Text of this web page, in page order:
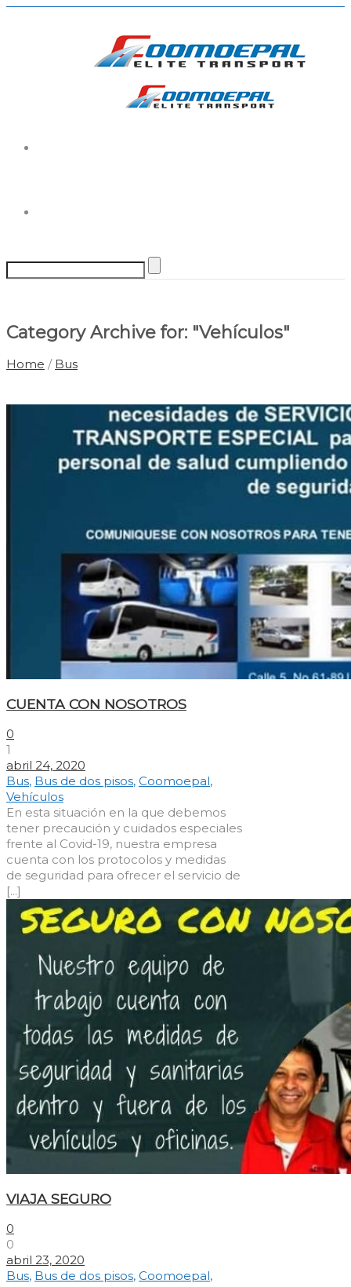
Category Archive for: "Vehículos"
Home / Bus
CUENTA CON NOSOTROS
0
1
abril 24, 2020
Bus, Bus de dos pisos, Coomoepal,
Vehículos
En esta situación en la que debemos
tener precaución y cuidados especiales
frente al Covid-19, nuestra empresa
cuenta con los protocolos y medidas
de seguridad para ofrecer el servicio de
[...]
VIAJA SEGURO
0
0
abril 23, 2020
Bus, Bus de dos pisos, Coomoepal,